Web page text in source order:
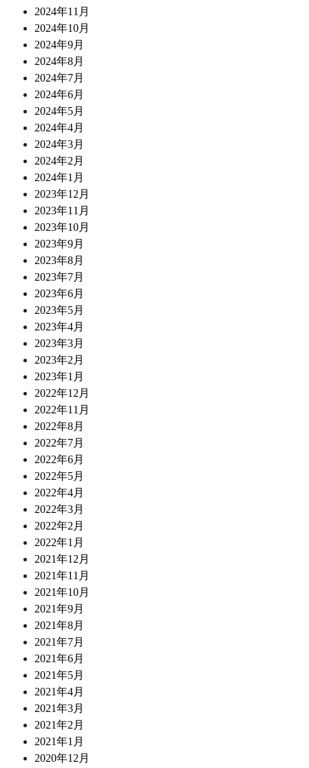
2024年11月
2024年10月
2024年9月
2024年8月
2024年7月
2024年6月
2024年5月
2024年4月
2024年3月
2024年2月
2024年1月
2023年12月
2023年11月
2023年10月
2023年9月
2023年8月
2023年7月
2023年6月
2023年5月
2023年4月
2023年3月
2023年2月
2023年1月
2022年12月
2022年11月
2022年8月
2022年7月
2022年6月
2022年5月
2022年4月
2022年3月
2022年2月
2022年1月
2021年12月
2021年11月
2021年10月
2021年9月
2021年8月
2021年7月
2021年6月
2021年5月
2021年4月
2021年3月
2021年2月
2021年1月
2020年12月